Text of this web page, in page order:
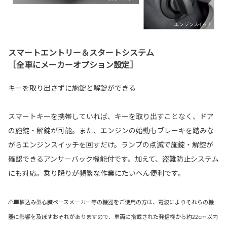
スマートエントリー＆スタートシステム
［全車にメーカーオプション設定］
キーを取り出さずに施錠と解錠ができる
スマートキーを携帯していれば、キーを取り出すことなく、ドア
の施錠・解錠が可能。また、エンジンの始動もブレーキを踏みな
がらエンジンスイッチを回すだけ。ランプの点滅で施錠・解錠が
確認できるアンサーバック機能付です。加えて、盗難防止システム
にも対応。乗り降りが頻繁な作業にたいへん便利です。
⚠■植込み型心臓ペースメーカー等の機器をご使用の方は、電波によりそれらの機
器に影響を及ぼすおそれがありますので、車両に搭載された発信機から約22cm以内